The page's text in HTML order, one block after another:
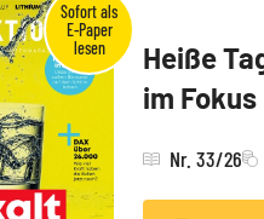
Heiße
im Fokus
Nr. 33/26